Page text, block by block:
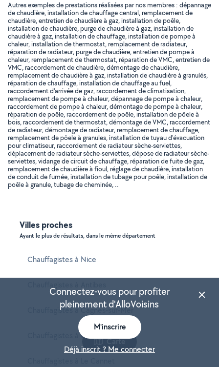
Autres exemples de prestations réalisées par nos membres : dépannage
de chaudière, installation de chauffage central, remplacement de
chaudière, entretien de chaudière à gaz, installation de poêle,
installation de chaudière, purge de chaudière à gaz, installation de
chaudière à gaz, installation de chauffage, installation de pompe à
chaleur, installation de thermostat, remplacement de radiateur,
réparation de radiateur, purge de chaudière, entretien de pompe à
chaleur, remplacement de thermostat, réparation de VMC, entretien de
VMC, raccordement de chaudière, démontage de chaudière,
remplacement de chaudière à gaz, installation de chaudière à granulés,
réparation de chauffage, installation de chauffage au fuel,
raccordement d'arrivée de gaz, raccordement de climatisation,
remplacement de pompe à chaleur, dépannage de pompe à chaleur,
raccordement de pompe à chaleur, démontage de pompe à chaleur,
réparation de poêle, raccordement de poêle, installation de pôele à
bois, raccordement de thermostat, démontage de VMC, raccordement
de radiateur, démontage de radiateur, remplacement de chauffage,
remplacement de pôele à granules, installation de tuyau d'évacuation
pour climatiseur, raccordement de radiateur sèche-serviettes,
déplacement de radiateur sèche-serviettes, dépose de radiateur sèche-
serviettes, vidange de circuit de chauffage, réparation de fuite de gaz,
remplacement de chaudière à fioul, réglage de chaudière, installation
de conduit de fumée, installation de tubage pour poêle, installation de
poêle à granule, tubage de cheminée, ..
Villes proches
Ayant le plus de résultats, dans le même département
Chauffagistes à Nice
Chauffagistes à Cagnes-sur-Mer
Chauffagistes à Grasse
Carte
Connectez-vous pour profiter
pleinement d'AlloVoisins
M'inscrire
Déjà inscrit ? Me connecter